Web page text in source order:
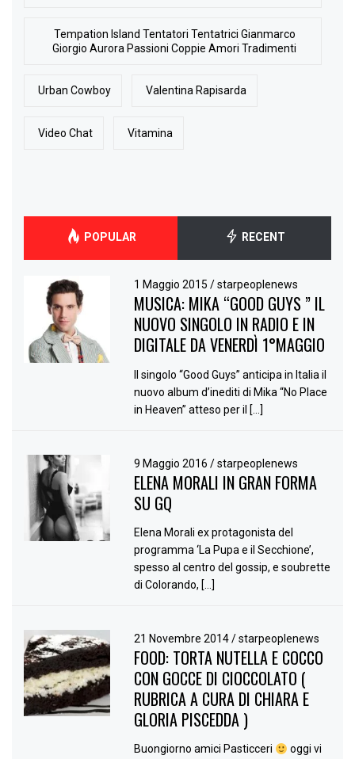
Tempation Island Tentatori Tentatrici Gianmarco
Giorgio Aurora Passioni Coppie Amori Tradimenti
Urban Cowboy Valentina Rapisarda
Video Chat Vitamina
POPULAR RECENT
1 Maggio 2015/ starpeoplenews
MUSICA: MIKA “GOOD GUYS ” IL
NUOVO SINGOLO IN RADIO E IN
DIGITALE DA VENERDÌ 1°MAGGIO
Il singolo “Good Guys” anticipa in Italia il
nuovo album d’inediti di Mika “No Place
in Heaven” atteso per il […]
9 Maggio 2016/ starpeoplenews
ELENA MORALI IN GRAN FORMA
SU GQ
Elena Morali ex protagonista del
programma ‘La Pupa e il Secchione’,
spesso al centro del gossip, e soubrette
di Colorando, […]
21 Novembre 2014/ starpeoplenews
FOOD: TORTA NUTELLA E COCCO
CON GOCCE DI CIOCCOLATO (
RUBRICA A CURA DI CHIARA E
GLORIA PISCEDDA )
Buongiorno amici Pasticceri
oggi vi